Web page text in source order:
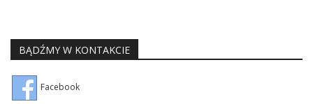
BĄDŹMY W KONTAKCIE
Facebook